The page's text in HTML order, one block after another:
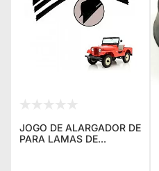
JOGO DE ALARGADOR DE
PARA LAMAS DE